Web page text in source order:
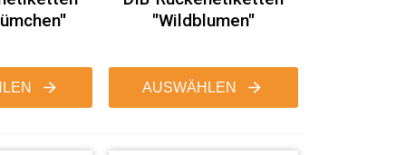
"Wildblumen"
AUSWÄHLEN